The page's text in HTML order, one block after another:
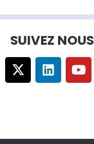
SUIVEZ NOUS